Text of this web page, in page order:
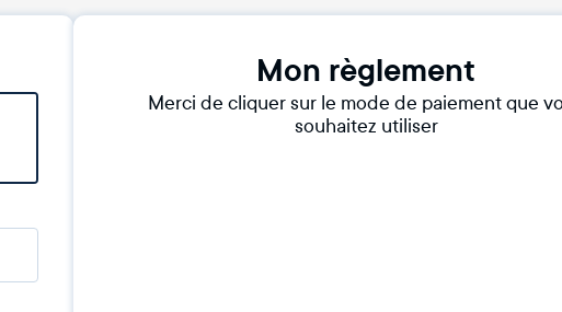
Mon règlement
Merci de cliquer sur le mode de paiement que
souhaitez utiliser